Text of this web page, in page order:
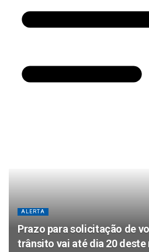
ALERTA
Prazo para solicitação de
trânsito vai até dia 20 deste